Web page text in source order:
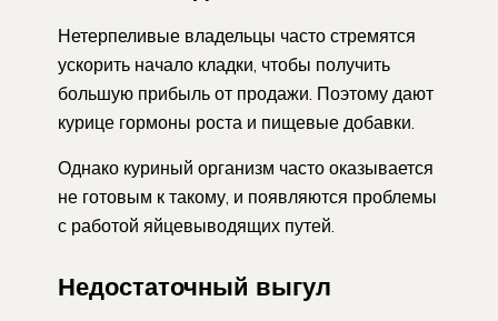
Нетерпеливые владельцы часто стремятся
ускорить начало кладки, чтобы получить
большую прибыль от продажи. Поэтому дают
курице гормоны роста и пищевые добавки.
Однако куриный организм часто оказывается
не готовым к такому, и появляются проблемы
с работой яйцевыводящих путей.
Недостаточный выгул